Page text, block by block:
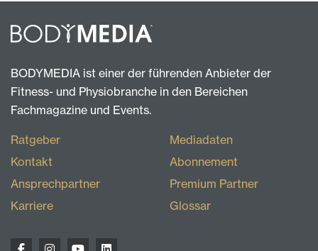
BODYMEDIA ist einer der führenden Anbieter der
Fitness- und Physiobranche in den Bereichen
Fachmagazine und Events.
Ratgeber
Kontakt
Ansprechpartner
Karriere
Mediadaten
Abonnement
Premium Partner
Glossar